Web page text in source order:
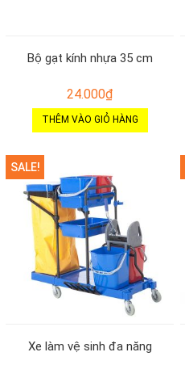
Bộ gạt kính nhựa 35 cm
24.000₫
THÊM VÀO GIỎ HÀNG
SALE!
Xe làm vệ sinh đa năng